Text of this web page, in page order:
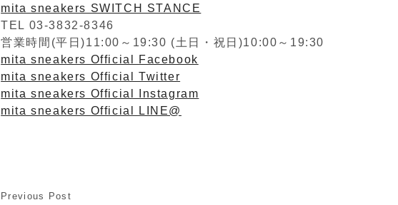
mita sneakers SWITCH STANCE
TEL 03-3832-8346
営業時間(平日)11:00～19:30 (土日・祝日)10:00～19:30
mita sneakers Official Facebook
mita sneakers Official Twitter
mita sneakers Official Instagram
mita sneakers Official LINE@
Previous Post